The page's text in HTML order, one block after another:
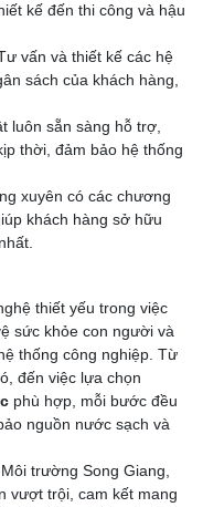
kế đến thi công và hậu
vấn và thiết kế các hệ
sách của khách hàng,
luôn sẵn sàng hỗ trợ,
thời, đảm bảo hệ thống
xuyên có các chương
khách hàng sở hữu
thiết yếu trong việc
sức khỏe con người và
thống công nghiệp. Từ
đến việc lựa chọn
phù hợp, mỗi bước đều
nguồn nước sạch và
trường Song Giang,
vượt trội, cam kết mang